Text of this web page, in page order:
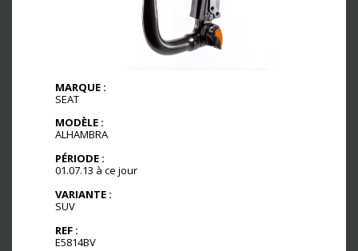
MARQUE :
SEAT
MODÈLE :
ALHAMBRA
PÉRIODE :
01.07.13 à ce jour
VARIANTE :
SUV
REF :
E5814BV